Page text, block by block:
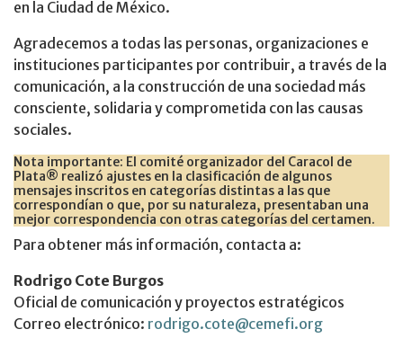
en la Ciudad de México.
Agradecemos a todas las personas, organizaciones e
instituciones participantes por contribuir, a través de la
comunicación, a la construcción de una sociedad más
consciente, solidaria y comprometida con las causas
sociales.
Nota importante: El comité organizador del Caracol de
Plata® realizó ajustes en la clasificación de algunos
mensajes inscritos en categorías distintas a las que
correspondían o que, por su naturaleza, presentaban una
mejor correspondencia con otras categorías del certamen.
Para obtener más información, contacta a:
Rodrigo Cote Burgos
Oficial de comunicación y proyectos estratégicos
Correo electrónico: rodrigo.cote@cemefi.org